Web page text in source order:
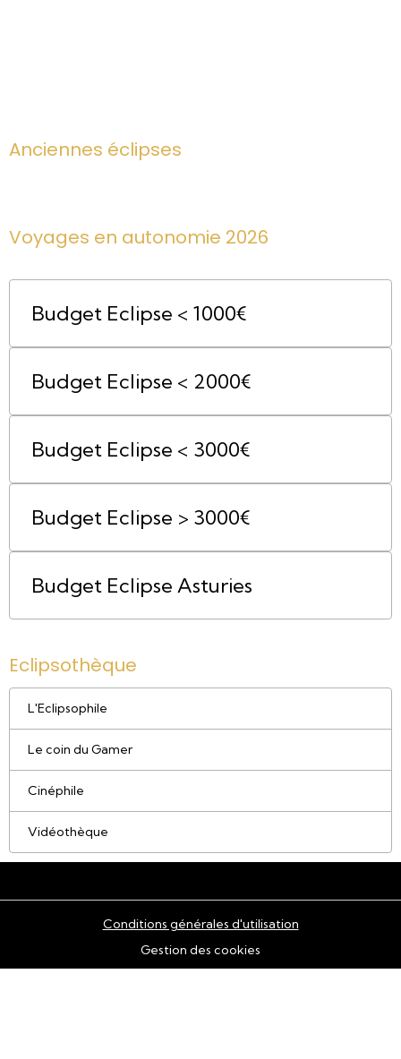
Anciennes éclipses
Voyages en autonomie 2026
Budget Eclipse < 1000€
Budget Eclipse < 2000€
Budget Eclipse < 3000€
Budget Eclipse > 3000€
Budget Eclipse Asturies
Eclipsothèque
L'Eclipsophile
Le coin du Gamer
Cinéphile
Vidéothèque
Conditions générales d'utilisation
Gestion des cookies